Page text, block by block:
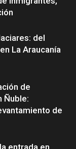
del
La Araucanía
de
Ñuble:
de
entrada en